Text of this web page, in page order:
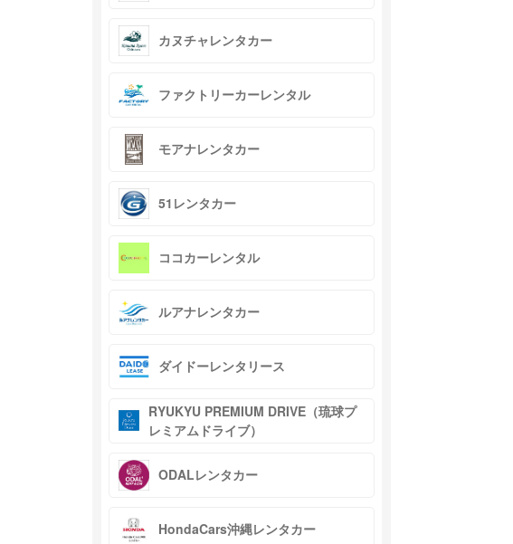
カヌチャレンタカー
ファクトリーカーレンタル
モアナレンタカー
51レンタカー
ココカーレンタル
ルアナレンタカー
ダイドーレンタリース
RYUKYU PREMIUM DRIVE（琉球プ
レミアムドライブ）
ODALレンタカー
HondaCars沖縄レンタカー